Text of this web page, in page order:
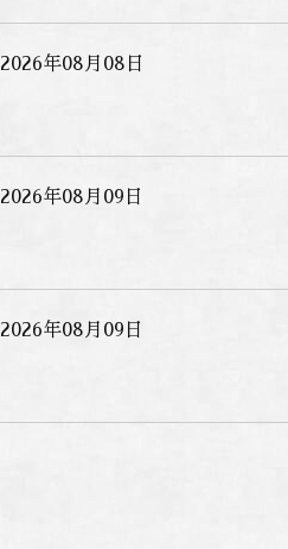
2026年08月08日
2026年08月09日
2026年08月09日